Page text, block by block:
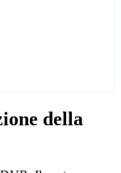
della